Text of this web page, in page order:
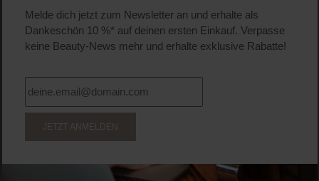
Melde dich jetzt zum Newsletter an und erhalte als
Dankeschön 10 %* auf deinen ersten Einkauf. Verpasse
keine Beauty-News mehr und erhalte exklusive Rabatte!
JETZT ANMELDEN